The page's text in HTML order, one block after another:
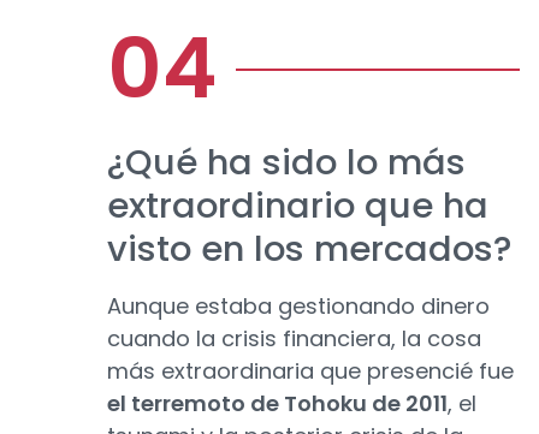
¿Qué ha sido lo más
extraordinario que ha
visto en los mercados?
Aunque estaba gestionando dinero
cuando la crisis financiera, la cosa
más extraordinaria que presencié fue
el terremoto de Tohoku de 2011, el